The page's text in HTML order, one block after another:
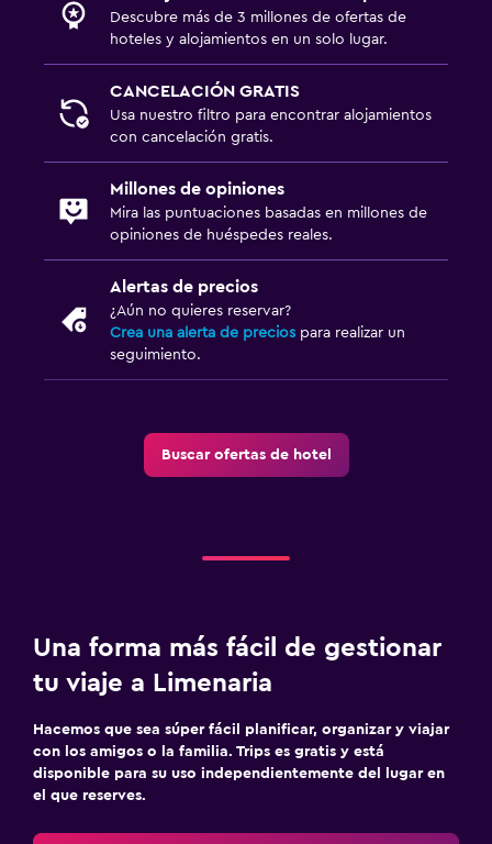
Descubre más de 3 millones de ofertas de
hoteles y alojamientos en un solo lugar.
CANCELACIÓN GRATIS
Usa nuestro filtro para encontrar alojamientos
con cancelación gratis.
Millones de opiniones
Mira las puntuaciones basadas en millones de
opiniones de huéspedes reales.
Alertas de precios
¿Aún no quieres reservar?
Crea una alerta de precios para realizar un
seguimiento.
Buscar ofertas de hotel
Una forma más fácil de gestionar
tu viaje a Limenaria
Hacemos que sea súper fácil planificar, organizar y viajar
con los amigos o la familia. Trips es gratis y está
disponible para su uso independientemente del lugar en
el que reserves.